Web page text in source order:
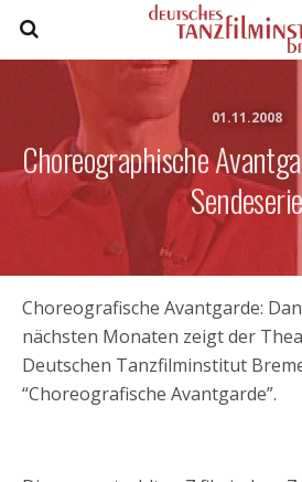
01.11.2008
Choreographische
Sendeserie
Choreografische Avantgarde:
nächsten Monaten zeigt der
Deutschen Tanzfilminstitut
“Choreografische Avantgarde”.